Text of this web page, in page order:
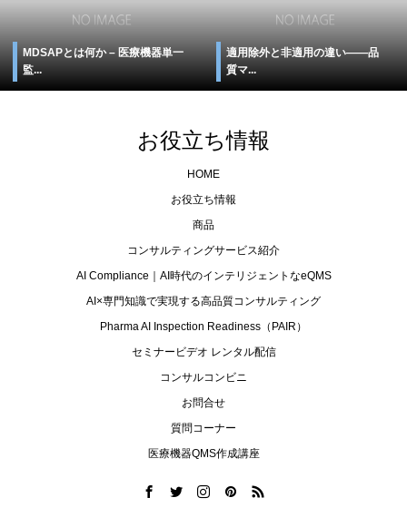
MDSAPとは何か – 医療機器単一
監...
適用除外と非適用の違い――品
質マ...
お役立ち情報
HOME
お役立ち情報
商品
コンサルティングサービス紹介
AI Compliance｜AI時代のインテリジェントなeQMS
AI×専門知識で実現する高品質コンサルティング
Pharma AI Inspection Readiness（PAIR）
セミナービデオ レンタル配信
コンサルコンビニ
お問合せ
質問コーナー
医療機器QMS作成講座